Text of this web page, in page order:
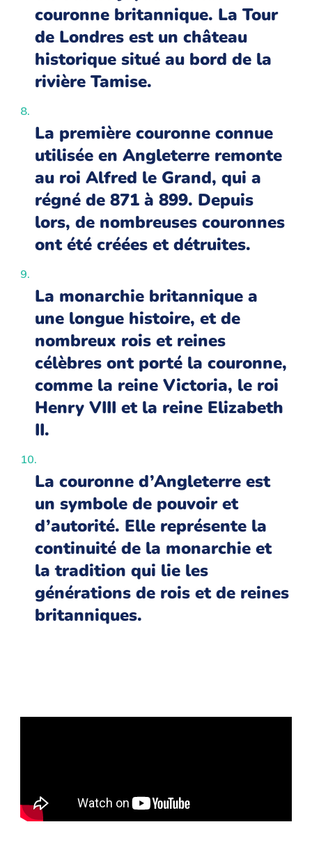
couronne britannique. La Tour
de Londres est un château
historique situé au bord de la
rivière Tamise.
La première couronne connue
utilisée en Angleterre remonte
au roi Alfred le Grand, qui a
régné de 871 à 899. Depuis
lors, de nombreuses couronnes
ont été créées et détruites.
La monarchie britannique a
une longue histoire, et de
nombreux rois et reines
célèbres ont porté la couronne,
comme la reine Victoria, le roi
Henry VIII et la reine Elizabeth
II.
La couronne d’Angleterre est
un symbole de pouvoir et
d’autorité. Elle représente la
continuité de la monarchie et
la tradition qui lie les
générations de rois et de reines
britanniques.